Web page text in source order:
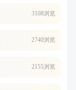
3108浏览
2740浏览
2155浏览